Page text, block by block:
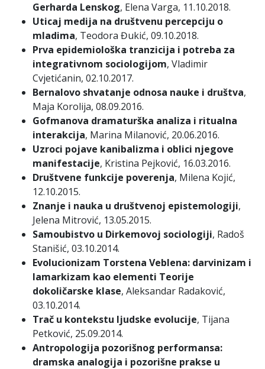
Gerharda Lenskog, Elena Varga, 11.10.2018.
Uticaj medija na društvenu percepciju o
mladima, Teodora Đukić, 09.10.2018.
Prva epidemiološka tranzicija i potreba za
integrativnom sociologijom, Vladimir
Cvjetićanin, 02.10.2017.
Bernalovo shvatanje odnosa nauke i društva,
Maja Korolija, 08.09.2016.
Gofmanova dramaturška analiza i ritualna
interakcija, Marina Milanović, 20.06.2016.
Uzroci pojave kanibalizma i oblici njegove
manifestacije, Kristina Pejković, 16.03.2016.
Društvene funkcije poverenja, Milena Kojić,
12.10.2015.
Znanje i nauka u društvenoj epistemologiji,
Jelena Mitrović, 13.05.2015.
Samoubistvo u Dirkemovoj sociologiji, Radoš
Stanišić, 03.10.2014.
Evolucionizam Torstena Veblena: darvinizam i
lamarkizam kao elementi Teorije
dokoličarske klase, Aleksandar Radaković,
03.10.2014.
Trač u kontekstu ljudske evolucije, Tijana
Petković, 25.09.2014.
Antropologija pozorišnog performansa:
dramska analogija i pozorišne prakse u